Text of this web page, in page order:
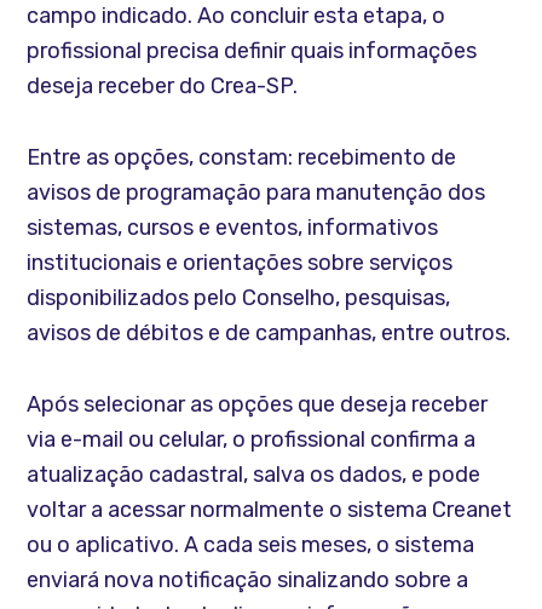
campo indicado. Ao concluir esta etapa, o
profissional precisa definir quais informações
deseja receber do Crea-SP.
Entre as opções, constam: recebimento de
avisos de programação para manutenção dos
sistemas, cursos e eventos, informativos
institucionais e orientações sobre serviços
disponibilizados pelo Conselho, pesquisas,
avisos de débitos e de campanhas, entre outros.
Após selecionar as opções que deseja receber
via e-mail ou celular, o profissional confirma a
atualização cadastral, salva os dados, e pode
voltar a acessar normalmente o sistema Creanet
ou o aplicativo. A cada seis meses, o sistema
enviará nova notificação sinalizando sobre a